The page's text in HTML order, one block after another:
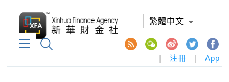
繁體中文
注冊 App